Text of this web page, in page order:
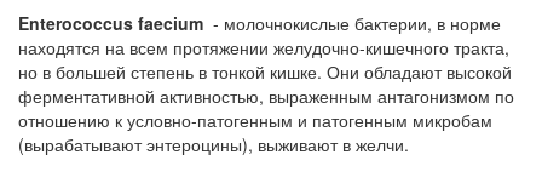
Enterococcus faecium - молочнокислые бактерии, в норме
находятся на всем протяжении желудочно-кишечного тракта,
но в большей степень в тонкой кишке. Они обладают высокой
ферментативной активностью, выраженным антагонизмом по
отношению к условно-патогенным и патогенным микробам
(вырабатывают энтероцины), выживают в желчи.